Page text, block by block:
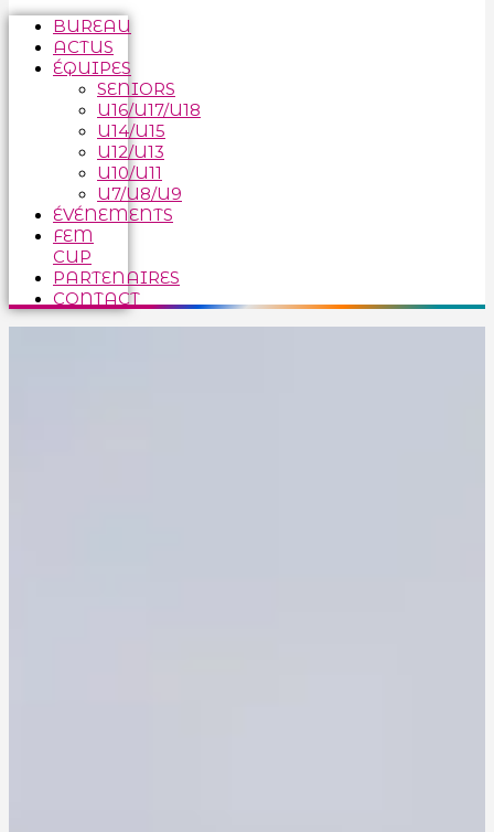
BUREAU
ACTUS
ÉQUIPES
SENIORS
U16/U17/U18
U14/U15
U12/U13
U10/U11
U7/U8/U9
ÉVÉNEMENTS
FEM
CUP
PARTENAIRES
CONTACT